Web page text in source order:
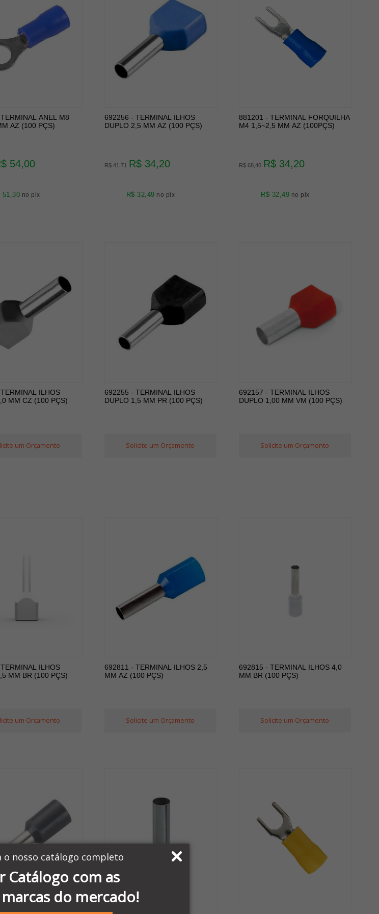
o nosso catálogo completo
Catálogo com as
do mercado!
ANEL M8
AZ (100 PÇS)
54,00
51,30 no pix
692256 - TERMINAL ILHOS
DUPLO 2,5 MM AZ (100 PÇS)
R$ 41,71 R$ 34,20
R$ 32,49 no pix
881201 - TERMINAL FORQUILHA
M4 1,5~2,5 MM AZ (100PÇS)
R$ 68,40 R$ 34,20
R$ 32,49 no pix
ILHOS
MM CZ (100 PÇS)
um Orçamento
692255 - TERMINAL ILHOS
DUPLO 1,5 MM PR (100 PÇS)
Solicite um Orçamento
692157 - TERMINAL ILHOS
DUPLO 1,00 MM VM (100 PÇS)
Solicite um Orçamento
ILHOS
MM BR (100 PÇS)
um Orçamento
692811 - TERMINAL ILHOS 2,5
MM AZ (100 PÇS)
Solicite um Orçamento
692815 - TERMINAL ILHOS 4,0
MM BR (100 PÇS)
Solicite um Orçamento